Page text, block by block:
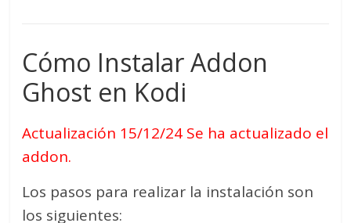
Cómo Instalar Addon
Ghost en Kodi
Actualización 15/12/24 Se ha actualizado el
addon.
Los pasos para realizar la instalación son
los siguientes: